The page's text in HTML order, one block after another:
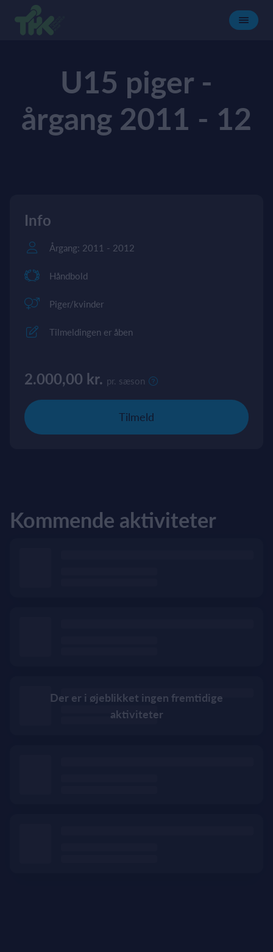
U15 piger -
årgang 2011 - 12
Info
Årgang: 2011 - 2012
Håndbold
Piger/kvinder
Tilmeldingen er åben
2.000,00 kr. pr. sæson
Tilmeld
Kommende aktiviteter
Der er i øjeblikket ingen fremtidige
aktiviteter